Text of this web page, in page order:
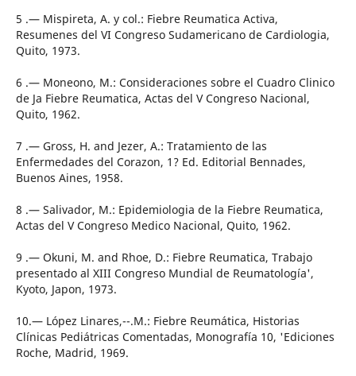
5 .— Mispireta, A. y col.: Fiebre Reumatica Activa,
Resumenes del VI Congreso Sudamericano de Cardiologia,
Quito, 1973.
6 .— Moneono, M.: Consideraciones sobre el Cuadro Clinico
de Ja Fiebre Reumatica, Actas del V Congreso Nacional,
Quito, 1962.
7 .— Gross, H. and Jezer, A.: Tratamiento de las
Enfermedades del Corazon, 1? Ed. Editorial Bennades,
Buenos Aines, 1958.
8 .— Salivador, M.: Epidemiologia de la Fiebre Reumatica,
Actas del V Congreso Medico Nacional, Quito, 1962.
9 .— Okuni, M. and Rhoe, D.: Fiebre Reumatica, Trabajo
presentado al XIII Congreso Mundial de Reumatología',
Kyoto, Japon, 1973.
10.— López Linares,--.M.: Fiebre Reumática, Historias
Clínicas Pediátricas Comentadas, Monografía 10, 'Ediciones
Roche, Madrid, 1969.